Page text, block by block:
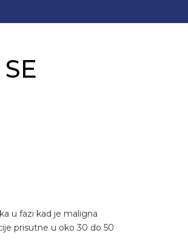
u fazi kad je maligna
prisutne u oko 30 do 50